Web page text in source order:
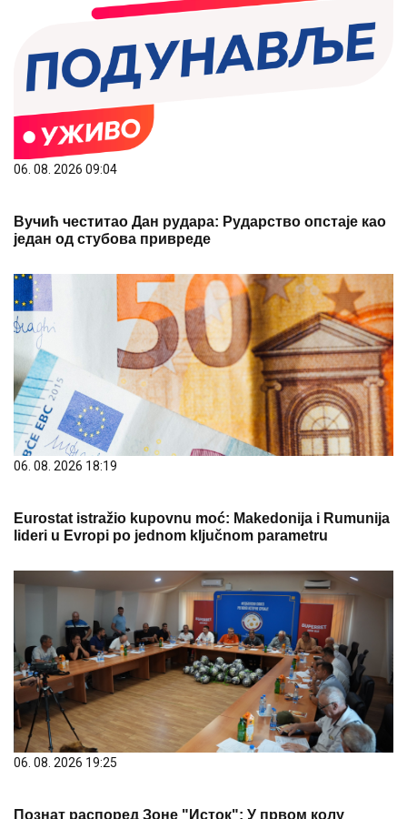
06. 08. 2026 09:04
Вучић честитао Дан рудара: Рударство опстаје као
један од стубова привреде
06. 08. 2026 18:19
Eurostat istražio kupovnu moć: Makedonija i Rumunija
lideri u Evropi po jednom ključnom parametru
06. 08. 2026 19:25
Познат распоред Зоне "Исток": У првом колу